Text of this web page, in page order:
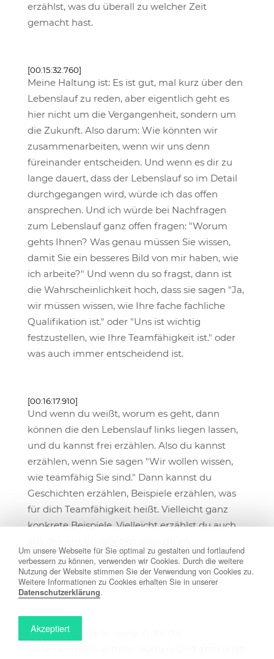
erzählst, was du überall zu welcher Zeit
gemacht hast.
[00:15:32.760]
Meine Haltung ist: Es ist gut, mal kurz über den
Lebenslauf zu reden, aber eigentlich geht es
hier nicht um die Vergangenheit, sondern um
die Zukunft. Also darum: Wie könnten wir
zusammenarbeiten, wenn wir uns denn
füreinander entscheiden. Und wenn es dir zu
lange dauert, dass der Lebenslauf so im Detail
durchgegangen wird, würde ich das offen
ansprechen. Und ich würde bei Nachfragen
zum Lebenslauf ganz offen fragen: "Worum
gehts Ihnen? Was genau müssen Sie wissen,
damit Sie ein besseres Bild von mir haben, wie
ich arbeite?" Und wenn du so fragst, dann ist
die Wahrscheinlichkeit hoch, dass sie sagen "Ja,
wir müssen wissen, wie Ihre fache fachliche
Qualifikation ist." oder "Uns ist wichtig
festzustellen, wie Ihre Teamfähigkeit ist." oder
was auch immer entscheidend ist.
[00:16:17.910]
Und wenn du weißt, worum es geht, dann
können die den Lebenslauf links liegen lassen,
und du kannst frei erzählen. Also du kannst
erzählen, wenn Sie sagen "Wir wollen wissen,
wie teamfähig Sie sind." Dann kannst du
Geschichten erzählen, Beispiele erzählen, was
für dich Teamfähigkeit heißt. Vielleicht ganz
konkrete Beispiele. Vielleicht erzählst du auch
Fußballverein bist und das für dich ein echtes
Team ist.
Also fragt danach, wonach die die
Um unsere Webseite für Sie optimal zu gestalten und fortlaufend
verbessern zu können, verwenden wir Cookies. Durch die weitere
Nutzung der Website stimmen Sie der Verwendung von Cookies zu.
Weitere Informationen zu Cookies erhalten Sie in unserer
Datenschutzerklärung.
Akzeptiert